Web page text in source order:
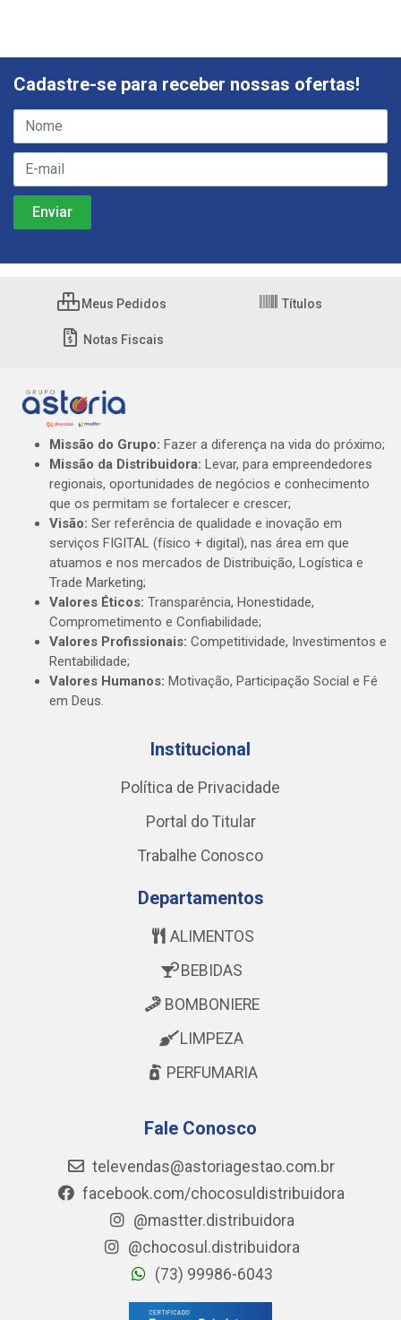
Cadastre-se para receber nossas ofertas!
Meus Pedidos Títulos
Notas Fiscais
Missão do Grupo: Fazer a diferença na vida do próximo;
Missão da Distribuidora: Levar, para empreendedores
regionais, oportunidades de negócios e conhecimento
que os permitam se fortalecer e crescer;
Visão: Ser referência de qualidade e inovação em
serviços FIGITAL (físico + digital), nas área em que
atuamos e nos mercados de Distribuição, Logística e
Trade Marketing;
Valores Éticos: Transparência, Honestidade,
Comprometimento e Confiabilidade;
Valores Profissionais: Competitividade, Investimentos e
Rentabilidade;
Valores Humanos: Motivação, Participação Social e Fé
em Deus.
Institucional
Política de Privacidade
Portal do Titular
Trabalhe Conosco
Departamentos
ALIMENTOS
BEBIDAS
BOMBONIERE
LIMPEZA
PERFUMARIA
Fale Conosco
televendas@astoriagestao.com.br
facebook.com/chocosuldistribuidora
@mastter.distribuidora
@chocosul.distribuidora
(73) 99986-6043